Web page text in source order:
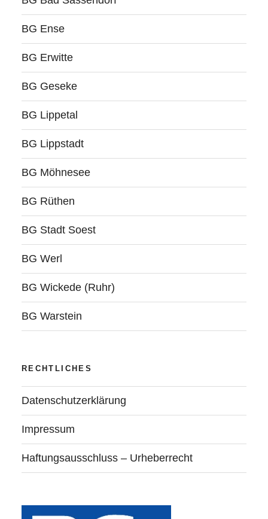
BG Ense
BG Erwitte
BG Geseke
BG Lippetal
BG Lippstadt
BG Möhnesee
BG Rüthen
BG Stadt Soest
BG Werl
BG Wickede (Ruhr)
BG Warstein
RECHTLICHES
Datenschutzerklärung
Impressum
Haftungsausschluss – Urheberrecht